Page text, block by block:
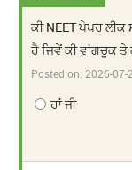
ਕੀ NEET ਪੇਪਰ ਲੀਕ
ਹੈ ਜਿਵੇਂ ਕੀ ਵਾਂਗਚੂਕ ਤੇ
Posted on:2026-07-
ਹਾਂ ਜੀ